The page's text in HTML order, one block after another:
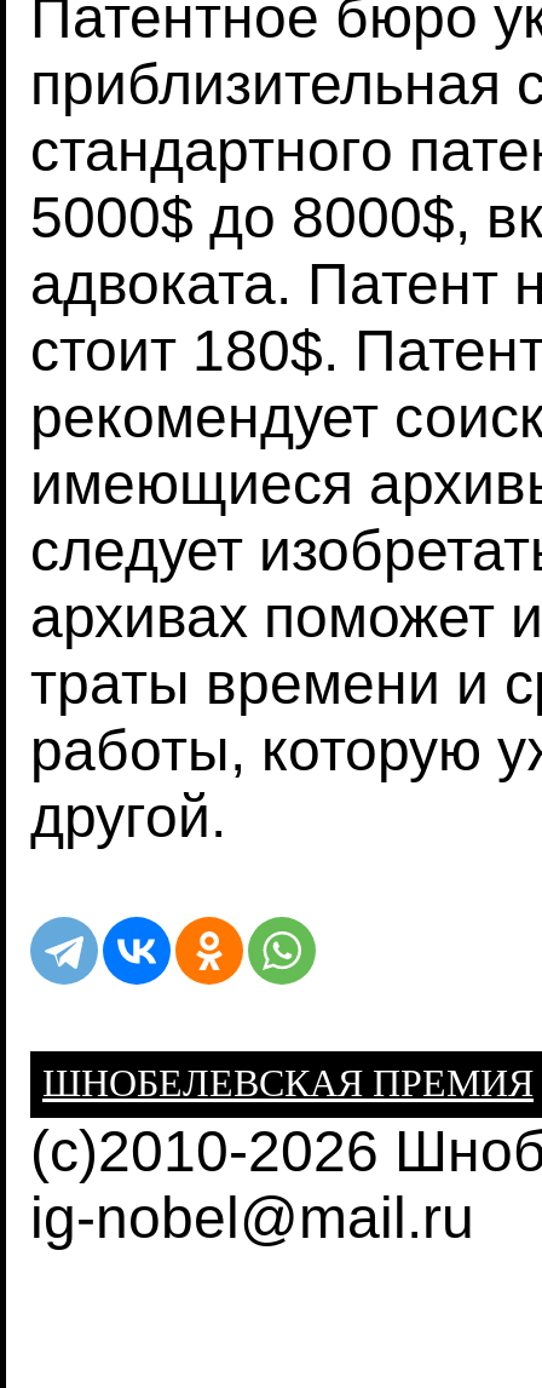
Патентное бюро
приблизительная
стандартного
5000$ до 8000$,
адвоката. Патент
стоит 180$.
рекомендует
имеющиеся
следует
архивах поможет
траты времени и
работы, которую
другой.
ШНОБЕЛЕВСКАЯ ПРЕМИЯ
(c)2010-2026
ig-nobel@mail.ru